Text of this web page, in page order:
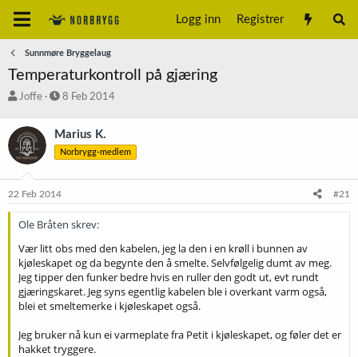
Logg inn Registrer
Sunnmøre Bryggelaug
Temperaturkontroll på gjæring
T
å
d
s
a
r
t
e
Joffe
S
r
t
a
o
8 Feb 2014
Marius K.
Norbrygg-medlem
22 Feb 2014 #21
Ole Bråten skrev:
Vær litt obs med den kabelen, jeg la den i en krøll i bunnen av
kjøleskapet og da begynte den å smelte. Selvfølgelig dumt av meg.
Jeg tipper den funker bedre hvis en ruller den godt ut, evt rundt
gjæringskaret. Jeg syns egentlig kabelen ble i overkant varm også,
blei et smeltemerke i kjøleskapet også.
Jeg bruker nå kun ei varmeplate fra Petit i kjøleskapet, og føler det er
hakket tryggere.